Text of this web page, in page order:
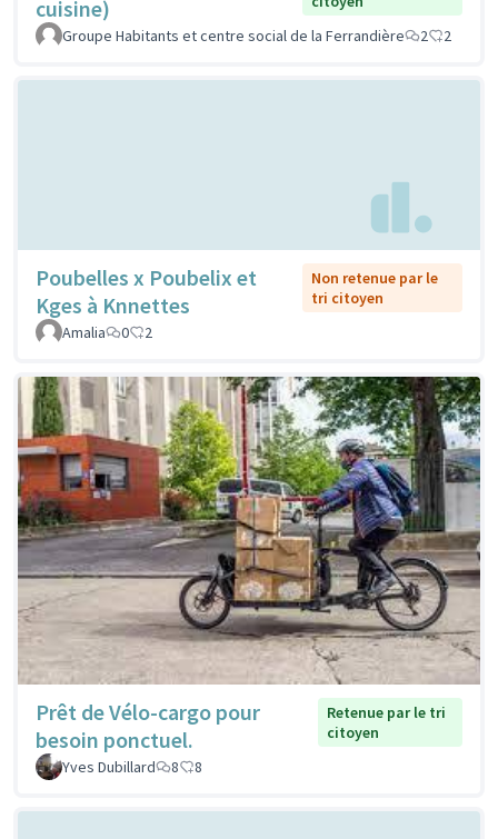
cuisine)
Groupe Habitants et centre social de la Ferrandière
2 2
Poubelles x Poubelix et
Kges à Knnettes
Non retenue par le
tri citoyen
Amalia
0 2
Prêt de Vélo-cargo pour
besoin ponctuel.
Retenue par le tri
citoyen
Yves Dubillard
8 8